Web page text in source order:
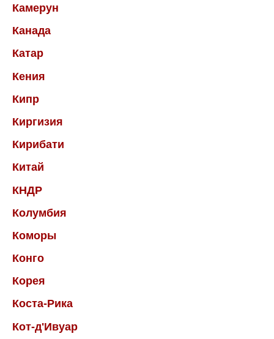
Камерун
Канада
Катар
Кения
Кипр
Киргизия
Кирибати
Китай
КНДР
Колумбия
Коморы
Конго
Корея
Коста-Рика
Кот-д'Ивуар